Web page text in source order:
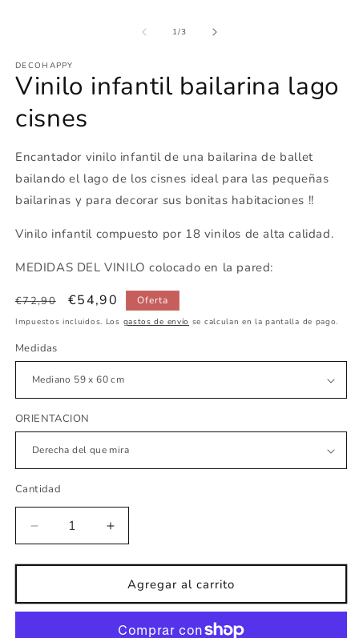
1/de
3
DECOHAPPY
Vinilo infantil bailarina lago
cisnes
Encantador vinilo infantil de una bailarina de ballet
bailando el lago de los cisnes ideal para las pequeñas
bailarinas y para decorar sus bonitas habitaciones !!
Vinilo infantil compuesto por 18 vinilos de alta calidad.
MEDIDAS DEL VINILO colocado en la pared:
Precio
habitual
€72,90
Precio
de
€54,90 Oferta
Impuestos incluidos. Los gastos de envío se calculan en la pantalla de pago.
Medidas
ORIENTACION
Cantidad
Reducir
cantidad
para
infantil
bailarina
Aumentar
cantidad
para
Vinilo
infantil
bailarina
lago
Agregar al carrito